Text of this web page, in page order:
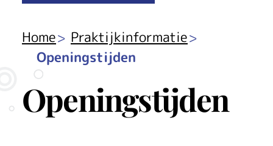
Home
Praktijkinformatie
Openingstijden
Openingstijden